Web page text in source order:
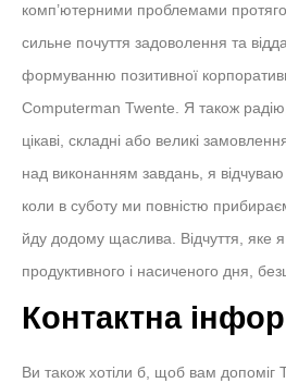
комп’ютерними проблемами
сильне почуття задоволення та
формуванню позитивної
Computerman Twente. Я також
цікаві, складні або великі
над виконанням завдань, я
коли в суботу ми повністю
йду додому щаслива. Відчуття, яке я
продуктивного і насиченого дня,
Контактна
Ви також хотіли б, щоб вам допоміг